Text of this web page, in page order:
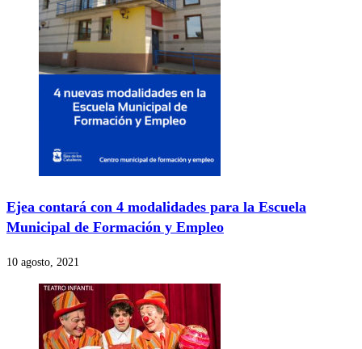
Ejea contará con 4 modalidades para la Escuela
Municipal de Formación y Empleo
10 agosto, 2021